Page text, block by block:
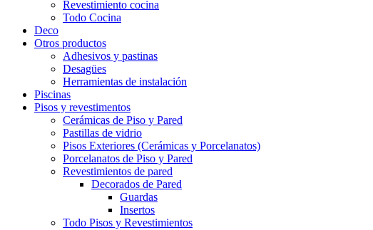
Revestimiento cocina
Todo Cocina
Deco
Otros productos
Adhesivos y pastinas
Desagües
Herramientas de instalación
Piscinas
Pisos y revestimentos
Cerámicas de Piso y Pared
Pastillas de vidrio
Pisos Exteriores (Cerámicas y Porcelanatos)
Porcelanatos de Piso y Pared
Revestimientos de pared
Decorados de Pared
Guardas
Insertos
Todo Pisos y Revestimientos